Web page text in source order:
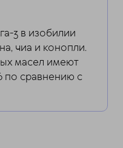
3 в изобилии
чиа и конопли.
масел имеют
по сравнению с